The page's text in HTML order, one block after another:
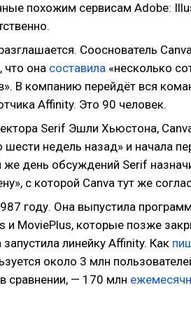
похожим сервисам Adobe:
Сооснователь
что она составила «несколько
В компанию перейдёт вся
Affinity. Это 90 человек.
Serif Эшли Хьюстона,
шести недель назад» и начала
же день обсуждений Serif
с которой Canva тут же
году. Она выпустила
и MoviePlus, которые позже
линейку Affinity. Как
около 3 млн
сравнении, — 170 млн